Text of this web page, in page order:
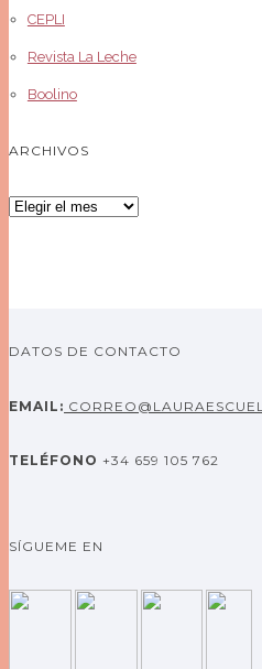
CEPLI
Revista La Leche
Boolino
ARCHIVOS
Archivos
DATOS DE CONTACTO
EMAIL:
TELÉFONO +34 659 105 762
SÍGUEME EN